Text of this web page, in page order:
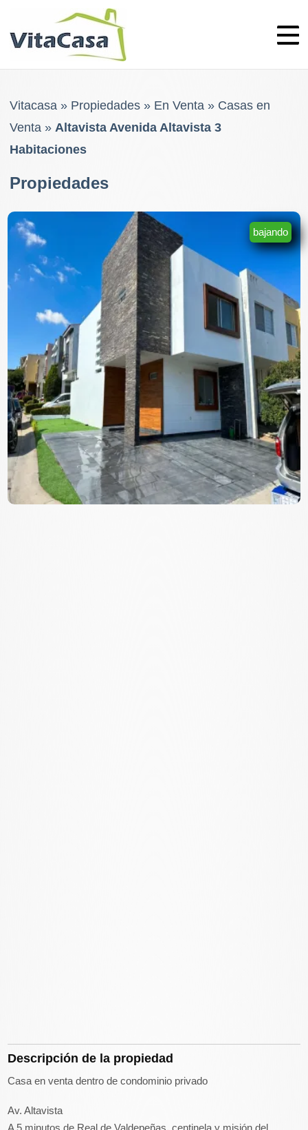
Vitacasa» Propiedades» En Venta» Casas en
Venta» Altavista Avenida Altavista 3
Habitaciones
Propiedades
bajando
Descripción de la propiedad
Casa en venta dentro de condominio privado
Av. Altavista